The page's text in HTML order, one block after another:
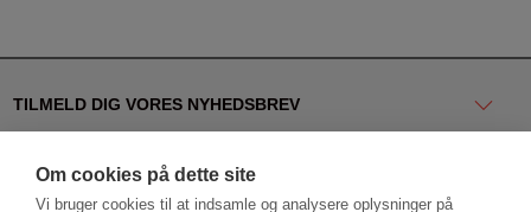
TILMELD DIG VORES NYHEDSBREV
KONTAKT OS
Om cookies på dette site
Vi bruger cookies til at indsamle og analysere oplysninger på